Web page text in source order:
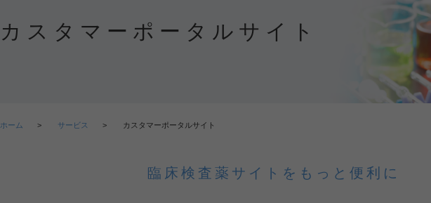
カスタマーポータルサイト
ホーム > サービス > カスタマーポータルサイト
臨床検査薬サイトをもっと便利に